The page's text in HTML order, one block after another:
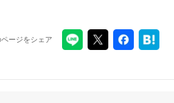
ページをシェア